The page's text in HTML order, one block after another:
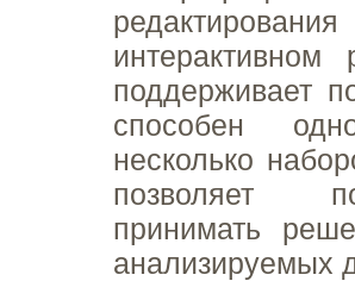
поддерживает
способен
несколько
позволяет
принимать
анализируемых